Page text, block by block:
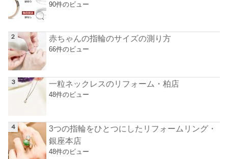
90件のビュー
赤ちゃんの指輪のサイズの測り方
66件のビュー
一粒ネックレスのリフォーム・柏店
48件のビュー
3つの指輪をひとつにしたリフォームリング・
銀座本店
48件のビュー